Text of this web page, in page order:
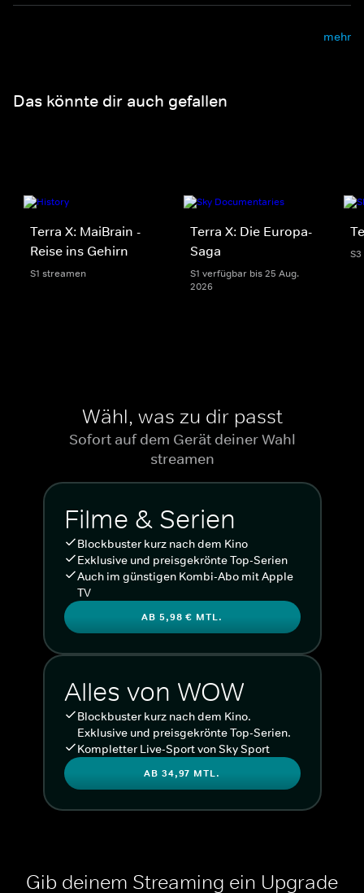
mehr
Das könnte dir auch gefallen
Terra X: MaiBrain -
Reise ins Gehirn
S1 streamen
Terra X: Die Europa-
Saga
S1 verfügbar bis 25 Aug.
2026
Wähl, was zu dir passt
Sofort auf dem Gerät deiner Wahl
streamen
Filme & Serien
Blockbuster kurz nach dem Kino
Exklusive und preisgekrönte Top-Serien
Auch im günstigen Kombi-Abo mit Apple
TV
AB 5,98 € MTL.
Alles von WOW
Blockbuster kurz nach dem Kino.
Exklusive und preisgekrönte Top-Serien.
Kompletter Live-Sport von Sky Sport
AB 34,97 MTL.
Gib deinem Streaming ein Upgrade